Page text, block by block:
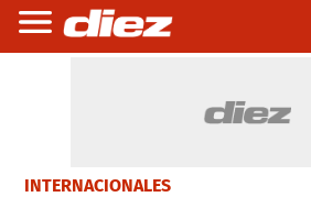
INTERNACIONALES